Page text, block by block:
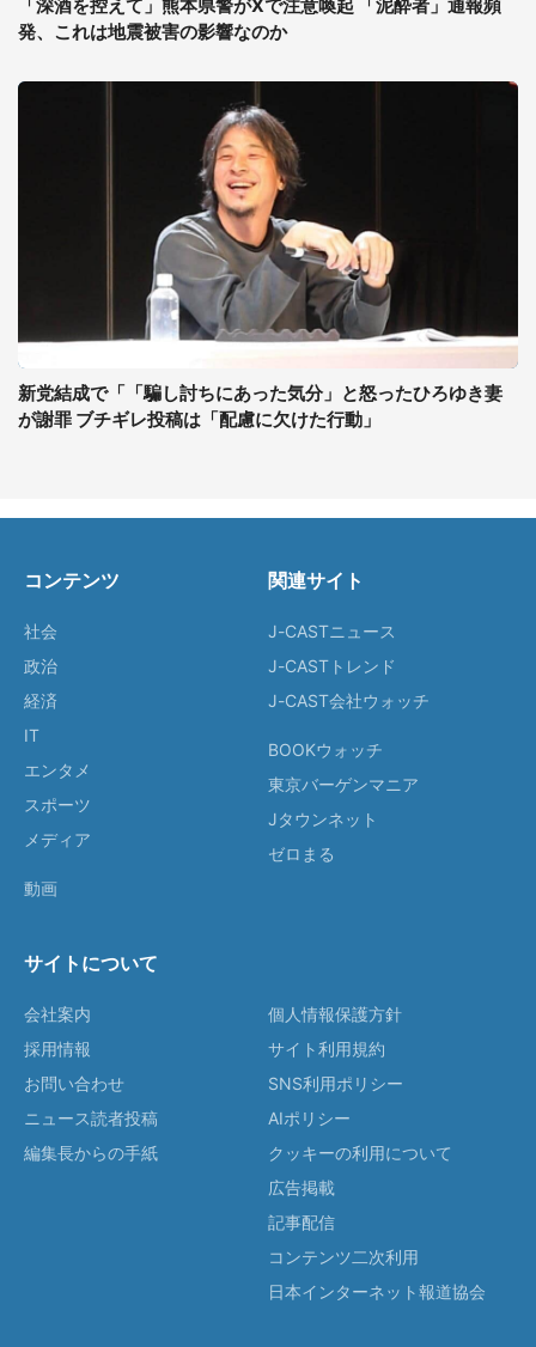
「深酒を控えて」熊本県警がXで注意喚起 「泥酔者」通報頻
発、これは地震被害の影響なのか
新党結成で「「騙し討ちにあった気分」と怒ったひろゆき妻
が謝罪 ブチギレ投稿は「配慮に欠けた行動」
コンテンツ
社会
政治
経済
IT
エンタメ
スポーツ
メディア
動画
関連サイト
J-CASTニュース
J-CASTトレンド
J-CAST会社ウォッチ
BOOKウォッチ
東京バーゲンマニア
Jタウンネット
ゼロまる
サイトについて
会社案内
採用情報
お問い合わせ
ニュース読者投稿
編集長からの手紙
個人情報保護方針
サイト利用規約
SNS利用ポリシー
AIポリシー
クッキーの利用について
広告掲載
記事配信
コンテンツ二次利用
日本インターネット報道協会